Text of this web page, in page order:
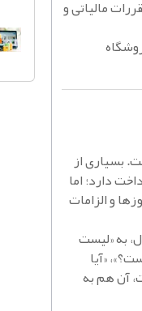
مالیاتی و
بسیاری از
دارد؛ اما
و الزامات
به «لیست
«آیا
آن هم به